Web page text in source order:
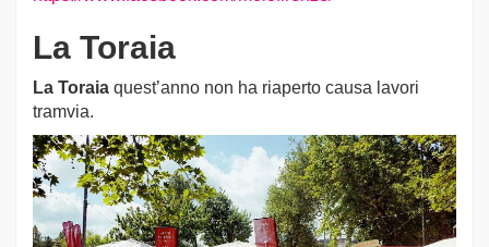
La Toraia
La Toraia quest’anno non ha riaperto causa lavori
tramvia.